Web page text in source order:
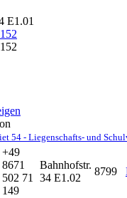
E1.01
54 - Liegenschafts- und
+49
8671
502 71
149
Bahnhofstr.
34 E1.02
8799